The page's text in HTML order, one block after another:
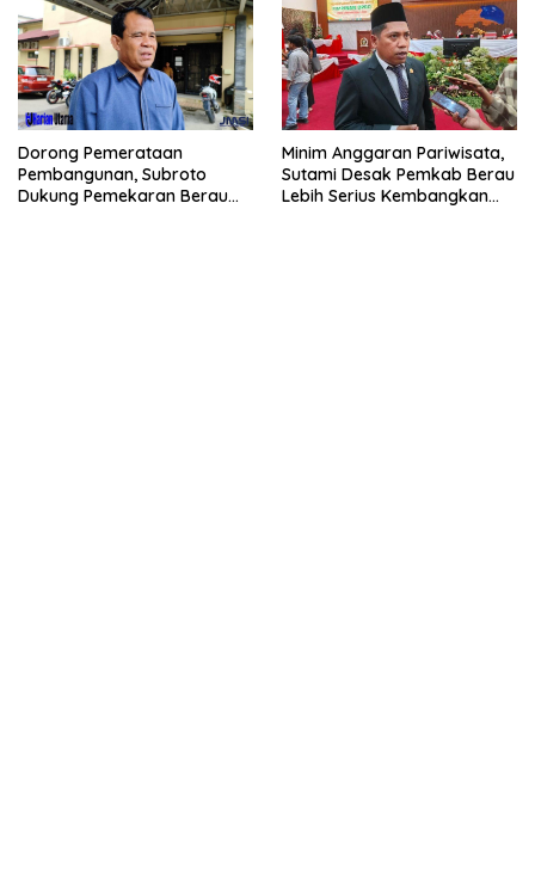
Dorong Pemerataan
Pembangunan, Subroto
Dukung Pemekaran Berau
Minim Anggaran Pariwisata,
Sutami Desak Pemkab Berau
Lebih Serius Kembangkan